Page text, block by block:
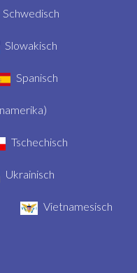
Schwedisch
Slowakisch
Spanisch
Tschechisch
Ukrainisch
Vietnamesisch